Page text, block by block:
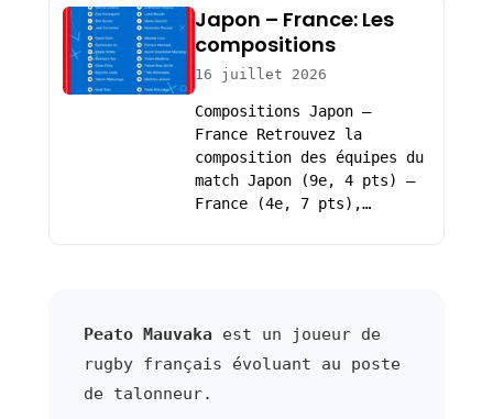
Japon – France: Les
compositions
16 juillet 2026
Compositions Japon –
France Retrouvez la
composition des équipes du
match Japon (9e, 4 pts) –
France (4e, 7 pts),…
Peato Mauvaka est un joueur de
rugby français évoluant au poste
de talonneur.